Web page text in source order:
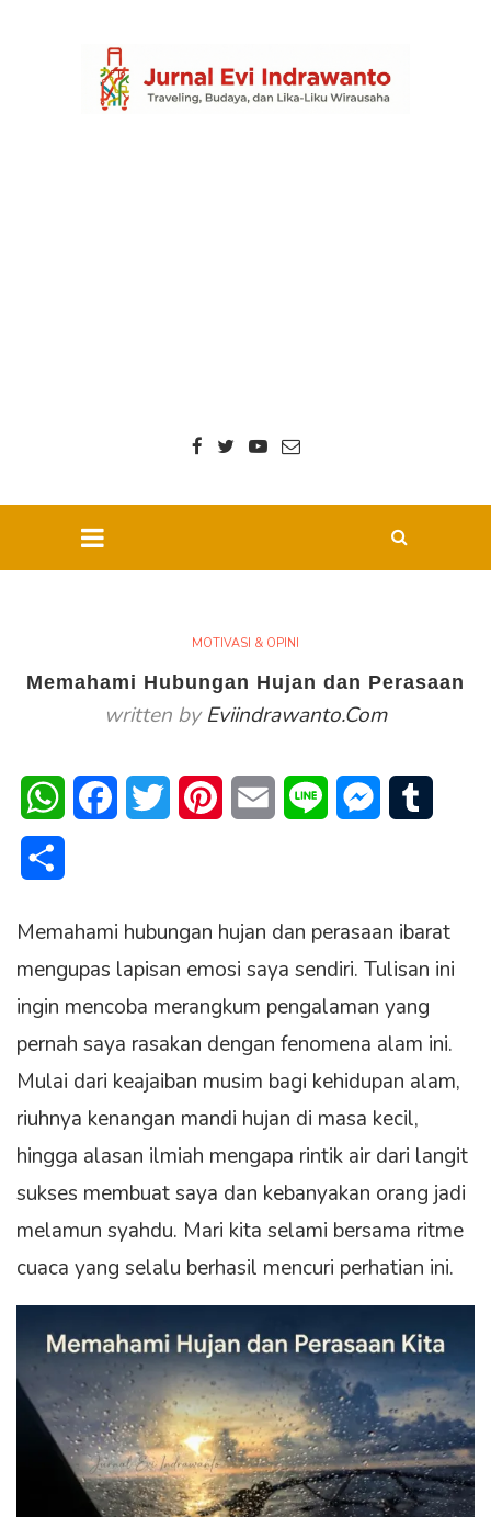
MOTIVASI & OPINI
Memahami Hubungan Hujan dan Perasaan
written byEviindrawanto.com
WhatsAppFacebookTwitter PinterestEmail Line Messenger
Memahami hubungan hujan dan perasaan ibarat
mengupas lapisan emosi saya sendiri. Tulisan ini
ingin mencoba merangkum pengalaman yang
pernah saya rasakan dengan fenomena alam ini.
Mulai dari keajaiban musim bagi kehidupan alam,
riuhnya kenangan mandi hujan di masa kecil,
hingga alasan ilmiah mengapa rintik air dari langit
sukses membuat saya dan kebanyakan orang jadi
melamun syahdu. Mari kita selami bersama ritme
cuaca yang selalu berhasil mencuri perhatian ini.